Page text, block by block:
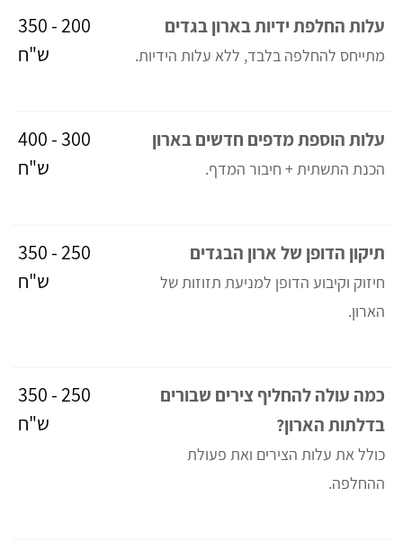
עלות החלפת ידיות בארון בגדים
מתייחס להחלפה בלבד, ללא עלות הידיות.
200 - 350
ש"ח
עלות הוספת מדפים חדשים בארון
הכנת התשתית + חיבור המדף.
300 - 400
ש"ח
תיקון הדופן של ארון הבגדים
חיזוק וקיבוע הדופן למניעת תזוזות של
הארון.
250 - 350
ש"ח
כמה עולה להחליף צירים שבורים
בדלתות הארון?
כולל את עלות הצירים ואת פעולת
ההחלפה.
250 - 350
ש"ח